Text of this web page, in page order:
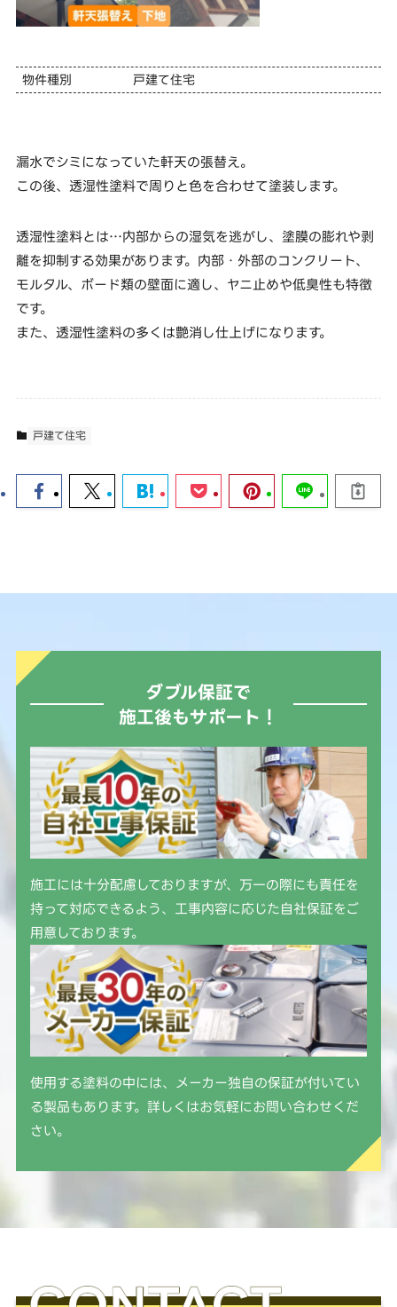
物件種別 戸建て住宅
漏水でシミになっていた軒天の張替え。
この後、透湿性塗料で周りと色を合わせて塗装します。
透湿性塗料とは…内部からの湿気を逃がし、塗膜の膨れや剥
離を抑制する効果があります。内部・外部のコンクリート、
モルタル、ボード類の壁面に適し、ヤニ止めや低臭性も特徴
です。
また、透湿性塗料の多くは艶消し仕上げになります。
戸建て住宅
ダブル保証で
施工後もサポート！
施工には十分配慮しておりますが、万一の際にも責任を
持って対応できるよう、工事内容に応じた自社保証をご
用意しております。
使用する塗料の中には、メーカー独自の保証が付いてい
る製品もあります。詳しくはお気軽にお問い合わせくだ
さい。